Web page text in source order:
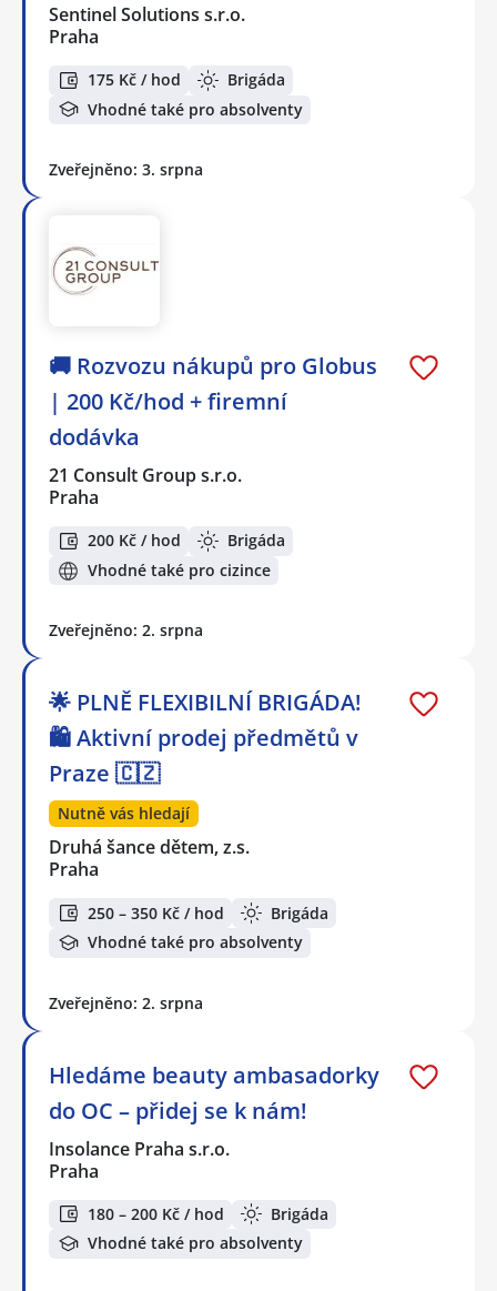
Sentinel Solutions s.r.o.
Praha
175 Kč / hod
Brigáda
Vhodné také pro absolventy
Zveřejněno: 3. srpna
🚚 Rozvozu nákupů pro Globus
| 200 Kč/hod + firemní
dodávka
21 Consult Group s.r.o.
Praha
200 Kč / hod
Brigáda
Vhodné také pro cizince
Zveřejněno: 2. srpna
🌟 PLNĚ FLEXIBILNÍ BRIGÁDA!
🛍️ Aktivní prodej předmětů v
Praze 🇨🇿
Nutně vás hledají
Druhá šance dětem, z.s.
Praha
250 – 350 Kč / hod
Brigáda
Vhodné také pro absolventy
Zveřejněno: 2. srpna
Hledáme beauty ambasadorky
do OC – přidej se k nám!
Insolance Praha s.r.o.
Praha
180 – 200 Kč / hod
Brigáda
Vhodné také pro absolventy